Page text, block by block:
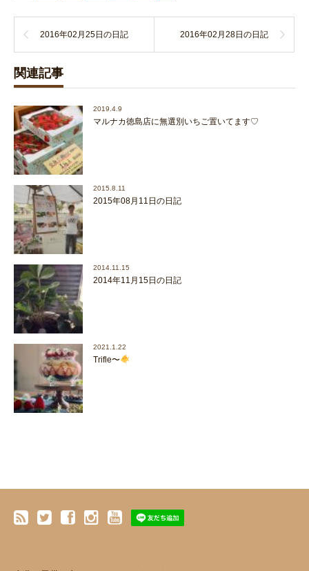
2016年02月25日の日記 2016年02月28日の日記
関連記事
2019.4.9
マルナカ徳島店に無選別いちご置いてます♡
2015.8.11
2015年08月11日の日記
2014.11.15
2014年11月15日の日記
2021.1.22
Trifle〜